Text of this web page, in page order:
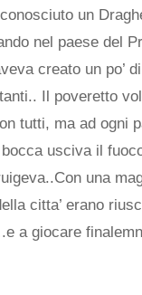
un
nel paese del
creato un po’
Il poveretto
tutti, ma ad ogni
usciva il
una
citta’ erano
a giocare